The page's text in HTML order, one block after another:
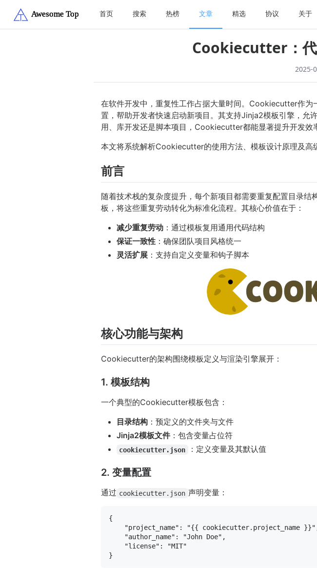
首页 搜索 热榜 文章 精选 协议 关于
Cookiecutter：代
2025-
在软件开发中，重复性工作占据大量时间。Cookiecutter作
置，帮助开发者快速启动新项目。其支持Jinja2模板引擎，允
用、库开发还是脚本项目，Cookiecutter都能显著提升开发效
本文将系统解析Cookiecutter的使用方法、模板设计原理及高
前言
随着技术栈的复杂度提升，每个新项目都需要重复配置目录
板，将这些重复劳动转化为标准化流程。其核心价值在于：
减少重复劳动 ：通过模板复用通用代码结构
保证一致性 ：确保团队项目风格统一
灵活扩展 ：支持自定义变量和钩子脚本
核心功能与架构
Cookiecutter的架构围绕模板定义与渲染引擎展开：
1. 模板结构
一个典型的Cookiecutter模板包含：
目录结构 ：预定义的文件夹与文件
Jinja2模板文件：包含变量占位符
cookiecutter.json ：定义变量及其默认值
2. 变量配置
通过 cookiecutter.json 声明变量：
{
"project_name" : "{{ cookiecutter.project_name }}"
"author_name" : "John Doe" ,
"license" :
"MIT"
}